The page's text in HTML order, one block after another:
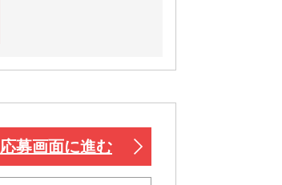
応募画面に進む